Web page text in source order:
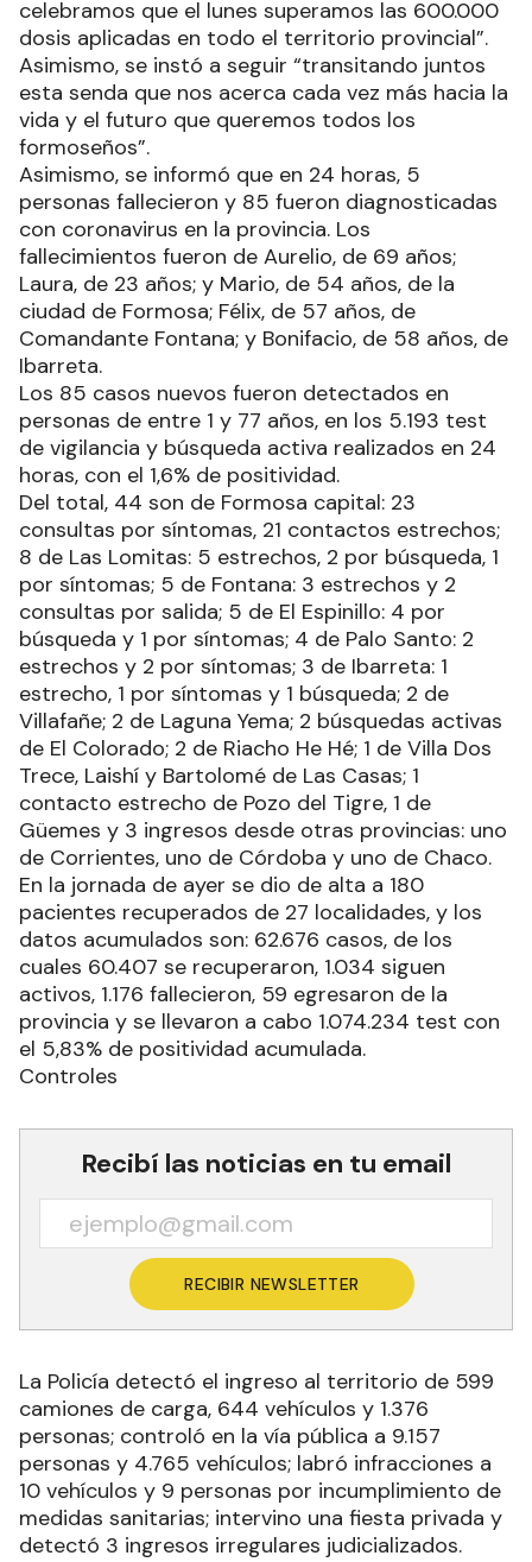
celebramos que el lunes superamos las 600.000
dosis aplicadas en todo el territorio provincial”.
Asimismo, se instó a seguir “transitando juntos
esta senda que nos acerca cada vez más hacia la
vida y el futuro que queremos todos los
formoseños”.
Asimismo, se informó que en 24 horas, 5
personas fallecieron y 85 fueron diagnosticadas
con coronavirus en la provincia. Los
fallecimientos fueron de Aurelio, de 69 años;
Laura, de 23 años; y Mario, de 54 años, de la
ciudad de Formosa; Félix, de 57 años, de
Comandante Fontana; y Bonifacio, de 58 años, de
Ibarreta.
Los 85 casos nuevos fueron detectados en
personas de entre 1 y 77 años, en los 5.193 test
de vigilancia y búsqueda activa realizados en 24
horas, con el 1,6% de positividad.
Del total, 44 son de Formosa capital: 23
consultas por síntomas, 21 contactos estrechos;
8 de Las Lomitas: 5 estrechos, 2 por búsqueda, 1
por síntomas; 5 de Fontana: 3 estrechos y 2
consultas por salida; 5 de El Espinillo: 4 por
búsqueda y 1 por síntomas; 4 de Palo Santo: 2
estrechos y 2 por síntomas; 3 de Ibarreta: 1
estrecho, 1 por síntomas y 1 búsqueda; 2 de
Villafañe; 2 de Laguna Yema; 2 búsquedas activas
de El Colorado; 2 de Riacho He Hé; 1 de Villa Dos
Trece, Laishí y Bartolomé de Las Casas; 1
contacto estrecho de Pozo del Tigre, 1 de
Güemes y 3 ingresos desde otras provincias: uno
de Corrientes, uno de Córdoba y uno de Chaco.
En la jornada de ayer se dio de alta a 180
pacientes recuperados de 27 localidades, y los
datos acumulados son: 62.676 casos, de los
cuales 60.407 se recuperaron, 1.034 siguen
activos, 1.176 fallecieron, 59 egresaron de la
provincia y se llevaron a cabo 1.074.234 test con
el 5,83% de positividad acumulada.
Controles
Recibí las noticias en tu email
RECIBIR NEWSLETTER
La Policía detectó el ingreso al territorio de 599
camiones de carga, 644 vehículos y 1.376
personas; controló en la vía pública a 9.157
personas y 4.765 vehículos; labró infracciones a
10 vehículos y 9 personas por incumplimiento de
medidas sanitarias; intervino una fiesta privada y
detectó 3 ingresos irregulares judicializados.